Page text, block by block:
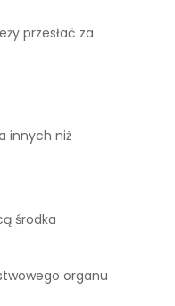
przesłać za
innych niż
środka
organu